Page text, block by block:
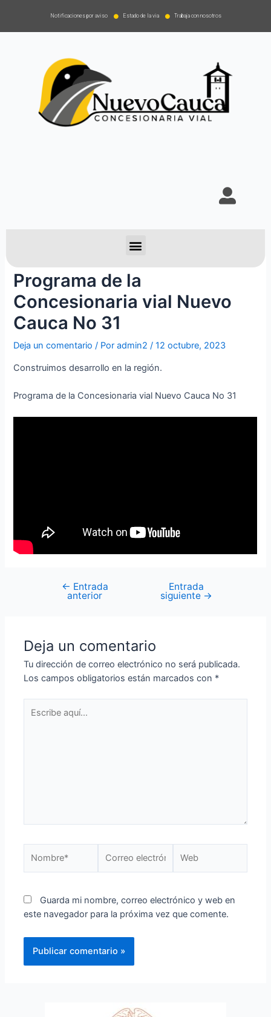
Notificaciones por aviso Estado de la via Trabaja con nosotros
Programa de la
Concesionaria vial Nuevo
Cauca No 31
Deja un comentario / Poradmin2 /12 octubre, 2023
Construimos desarrollo en la región.
Programa de la Concesionaria vial Nuevo Cauca No 31
← Entrada
anterior
Entrada
siguiente →
Deja un comentario
Tu dirección de correo electrónico no será publicada.
Los campos obligatorios están marcados con *
Guarda mi nombre, correo electrónico y web en
este navegador para la próxima vez que comente.